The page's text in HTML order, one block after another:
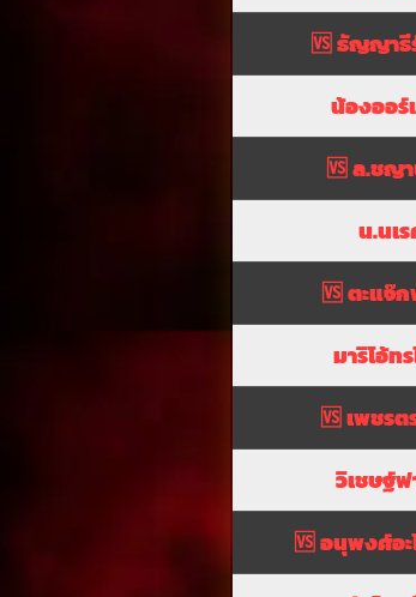
🆚ธัญญาธี
น้องออ
🆚ล.ชญ
น.นเ
🆚ตะแจ๊
มาริโอ้ท
🆚เพชรต
วิเชษฐ์
🆚อนุพงศ์อ